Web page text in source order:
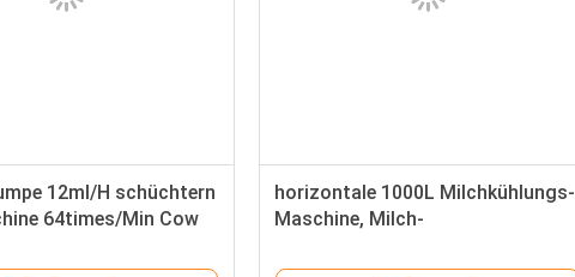
12ml/H schüchtern
64times/Min Cow
horizontale 1000L Milchkühlungs-
Maschine, Milch-
R22